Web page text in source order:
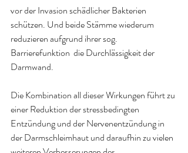
vor der Invasion schädlicher Bakterien
schützen. Und beide Stämme wiederum
reduzieren aufgrund ihrer sog.
Barrierefunktion  die Durchlässigkeit der
Darmwand.
Die Kombination all dieser Wirkungen führt zu
einer Reduktion der stressbedingten
Entzündung und der Nervenentzündung in
der Darmschleimhaut und daraufhin zu vielen